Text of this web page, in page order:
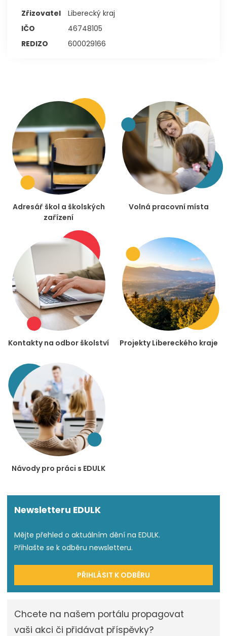
Zřizovatel
Liberecký kraj
IČO
46748105
REDIZO
600029166
Adresář škol a školských
zařízení
Volná pracovní místa
Kontakty na odbor školství Projekty Libereckého kraje
Návody pro práci s EDULK
Newsletteru EDULK
Mějte přehled o aktuálním dění na EDULK.
Přihlašte se k odběru newsletteru.
PŘIHLÁSIT K ODBĚRU
Chcete na našem portálu propagovat
vaši akci či přidávat příspěvky?